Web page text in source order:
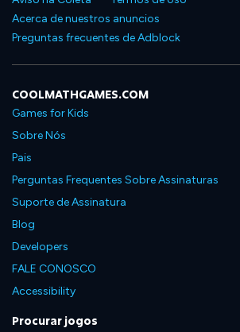
Acerca de nuestros anuncios
Preguntas frecuentes de Adblock
COOLMATHGAMES.COM
Games for Kids
Sobre Nós
Pais
Perguntas Frequentes Sobre Assinaturas
Suporte de Assinatura
Blog
Developers
FALE CONOSCO
Accessibility
Procurar jogos